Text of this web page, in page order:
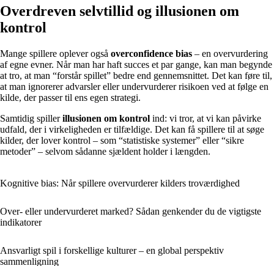
Overdreven selvtillid og illusionen om
kontrol
Mange spillere oplever også overconfidence bias – en overvurdering
af egne evner. Når man har haft succes et par gange, kan man begynde
at tro, at man “forstår spillet” bedre end gennemsnittet. Det kan føre til,
at man ignorerer advarsler eller undervurderer risikoen ved at følge en
kilde, der passer til ens egen strategi.
Samtidig spillerillusionen om kontrol ind: vi tror, at vi kan påvirke
udfald, der i virkeligheden er tilfældige. Det kan få spillere til at søge
kilder, der lover kontrol – som “statistiske systemer” eller “sikre
metoder” – selvom sådanne sjældent holder i længden.
Kognitive bias: Når spillere overvurderer kilders troværdighed
Over- eller undervurderet marked? Sådan genkender du de vigtigste
indikatorer
Ansvarligt spil i forskellige kulturer – en global perspektiv
sammenligning